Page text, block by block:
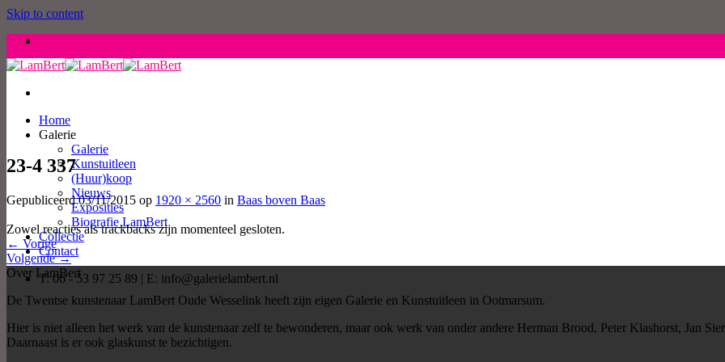
Skip to content
Home
Galerie
Galerie
Kunstuitleen
(Huur)koop
Nieuws
Exposities
Biografie LamBert
Collectie
Contact
T: 06 - 53 97 25 89 | E: info@galerielambert.nl
23-4 337
Gepubliceerd03/11/2015 op 1920 × 2560 in Baas boven Baas
Zowel reacties als trackbacks zijn momenteel gesloten.
← Vorige
Volgende→
Over LamBert
De Twentse kunstenaar LamBert Oude Wesselink heeft zijn eigen Galerie en Kunstuitleen in Ootmarsum.
Hier is niet alleen het werk van de kunstenaar zelf te bewonderen, maar ook werk van onder andere Herman Brood, Peter Klashorst, Jan
Daarnaast is er ook glaskunst te bezichtigen.